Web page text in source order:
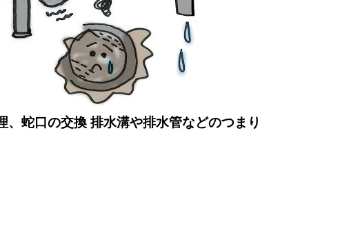
、蛇口の交換 排水溝や排水管などのつまり